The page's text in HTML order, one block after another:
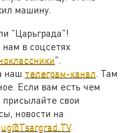
машину.
"Царьграда"!
в соцсетях
".
наш телеграм-канал. Там
Если вам есть чем
свои
новости на
ug@Tsargrad.TV.